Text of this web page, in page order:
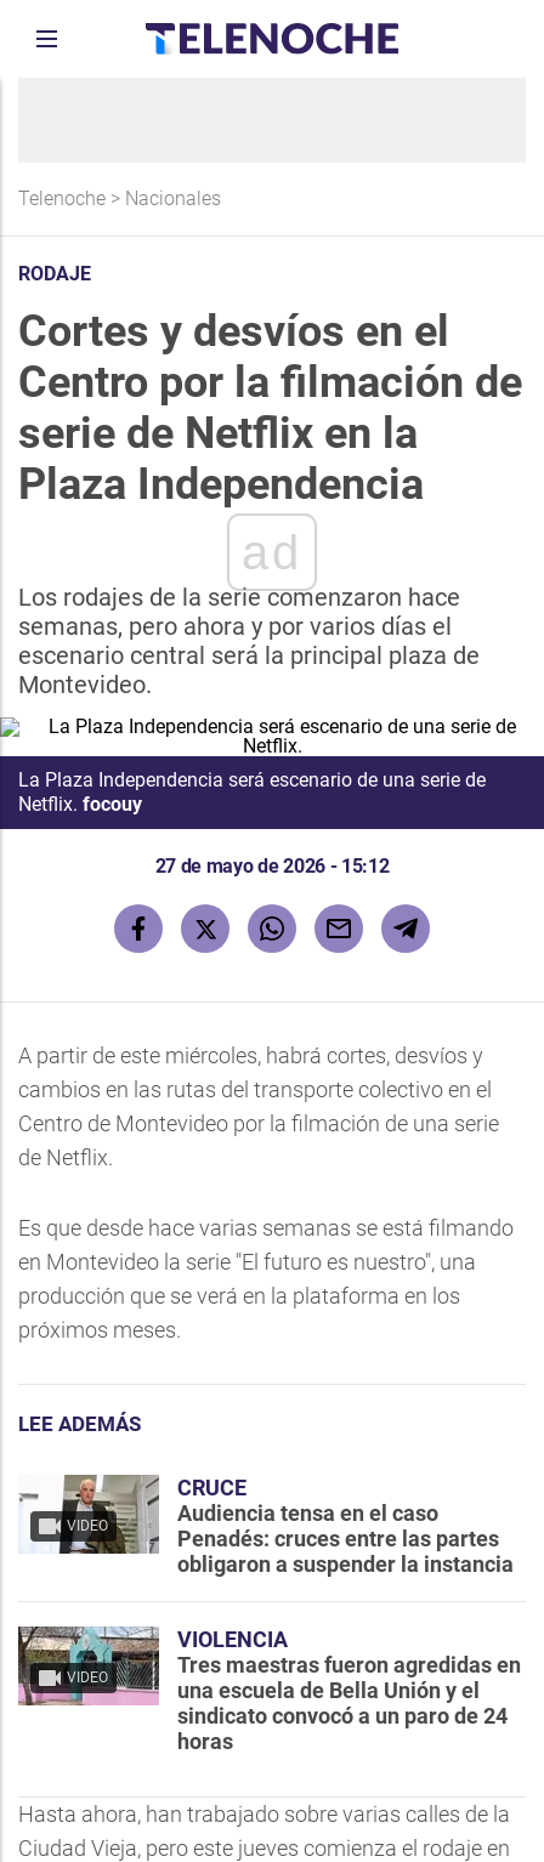
Telenoche > Nacionales
RODAJE
Cortes y desvíos en el
Centro por la filmación de
serie de Netflix en la
Plaza Independencia
ad
Los rodajes de la serie comenzaron hace
semanas, pero ahora y por varios días el
escenario central será la principal plaza de
Montevideo.
La Plaza Independencia será escenario de una serie de
Netflix. focouy
27 de mayo de 2026 - 15:12
A partir de este miércoles, habrá cortes, desvíos y
cambios en las rutas del transporte colectivo en el
Centro de Montevideo por la filmación de una serie
de Netflix.
Es que desde hace varias semanas se está filmando
en Montevideo la serie "El futuro es nuestro", una
producción que se verá en la plataforma en los
próximos meses.
LEE ADEMÁS
VIDEO
CRUCE
Audiencia tensa en el caso
Penadés: cruces entre las partes
obligaron a suspender la instancia
VIDEO
VIOLENCIA
Tres maestras fueron agredidas en
una escuela de Bella Unión y el
sindicato convocó a un paro de 24
horas
Hasta ahora, han trabajado sobre varias calles de la
Ciudad Vieja, pero este jueves comienza el rodaje en